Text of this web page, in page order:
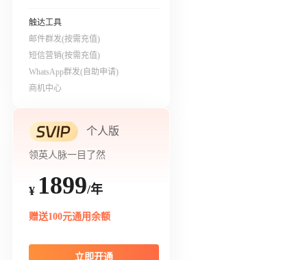
触达工具
邮件群发(按需充值)
短信营销(按需充值)
WhatsApp群发(自助申请)
商机中心
个人版
领英人脉一目了然
¥ 1899/年
赠送100元通用余额
立即开通